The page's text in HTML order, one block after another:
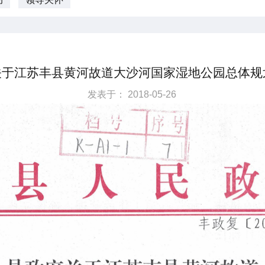
江苏丰县黄河故道大沙河国家湿地公园总体
发表于： 2018-05-26